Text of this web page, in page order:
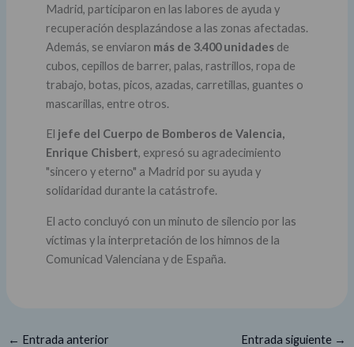
Madrid, participaron en las labores de ayuda y
recuperación desplazándose a las zonas afectadas.
Además, se enviaron más de 3.400 unidades de
cubos, cepillos de barrer, palas, rastrillos, ropa de
trabajo, botas, picos, azadas, carretillas, guantes o
mascarillas, entre otros.
El jefe del Cuerpo de Bomberos de Valencia,
Enrique Chisbert, expresó su agradecimiento
"sincero y eterno" a Madrid por su ayuda y
solidaridad durante la catástrofe.
El acto concluyó con un minuto de silencio por las
víctimas y la interpretación de los himnos de la
Comunicad Valenciana y de España.
← Entrada anterior Entrada siguiente →